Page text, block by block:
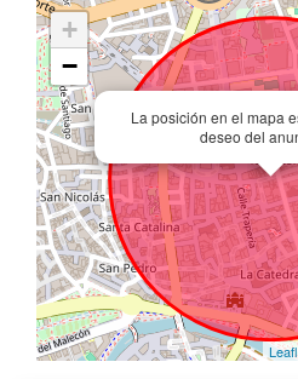
La posición en el mapa
deseo del
+
−